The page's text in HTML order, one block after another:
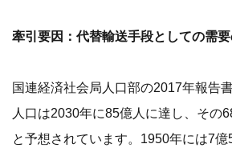
牽引要因：代替輸送手段としての需
国連経済社会局人口部の2017年報告
人口は2030年に85億人に達し、その
と予想されています。1950年には7